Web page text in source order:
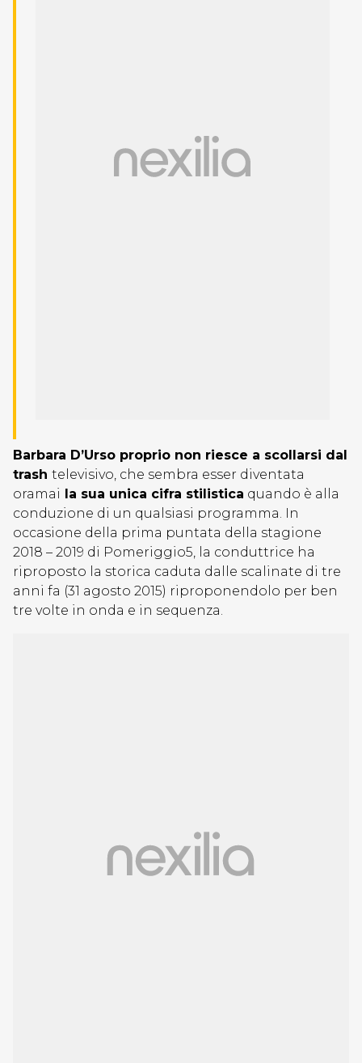
Barbara D’Urso proprio non riesce a scollarsi dal
trash televisivo, che sembra esser diventata
oramai la sua unica cifra stilistica quando è alla
conduzione di un qualsiasi programma. In
occasione della prima puntata della stagione
2018 – 2019 di Pomeriggio5, la conduttrice ha
riproposto la storica caduta dalle scalinate di tre
anni fa (31 agosto 2015) riproponendolo per ben
tre volte in onda e in sequenza.